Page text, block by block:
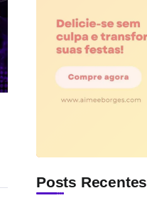
Posts Recentes